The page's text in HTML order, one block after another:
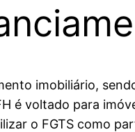
imobiliário,
é voltado para
o FGTS como